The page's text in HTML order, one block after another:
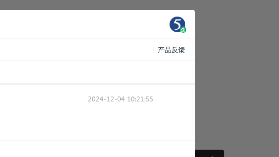
产品反馈
2024-12-04 10:21:55